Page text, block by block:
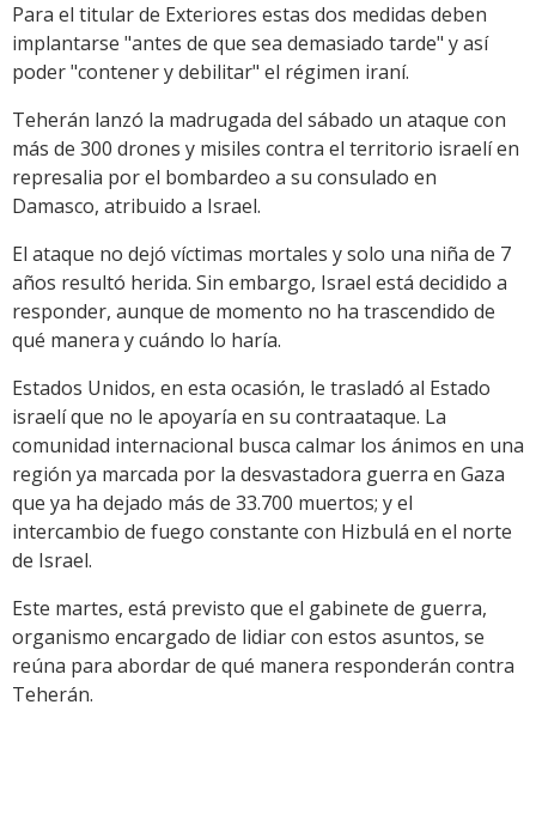
Para el titular de Exteriores estas dos medidas deben
implantarse "antes de que sea demasiado tarde" y así
poder "contener y debilitar" el régimen iraní.
Teherán lanzó la madrugada del sábado un ataque con
más de 300 drones y misiles contra el territorio israelí en
represalia por el bombardeo a su consulado en
Damasco, atribuido a Israel.
El ataque no dejó víctimas mortales y solo una niña de 7
años resultó herida. Sin embargo, Israel está decidido a
responder, aunque de momento no ha trascendido de
qué manera y cuándo lo haría.
Estados Unidos, en esta ocasión, le trasladó al Estado
israelí que no le apoyaría en su contraataque. La
comunidad internacional busca calmar los ánimos en una
región ya marcada por la desvastadora guerra en Gaza
que ya ha dejado más de 33.700 muertos; y el
intercambio de fuego constante con Hizbulá en el norte
de Israel.
Este martes, está previsto que el gabinete de guerra,
organismo encargado de lidiar con estos asuntos, se
reúna para abordar de qué manera responderán contra
Teherán.